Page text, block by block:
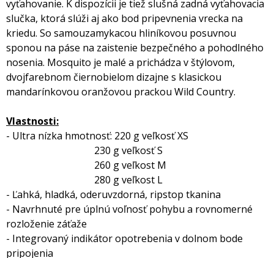
vyťahovanie. K dispozícii je tiež slušná zadná vyťahovacia
slučka, ktorá slúži aj ako bod pripevnenia vrecka na
kriedu. So samouzamykacou hliníkovou posuvnou
sponou na páse na zaistenie bezpečného a pohodlného
nosenia. Mosquito je malé a prichádza v štýlovom,
dvojfarebnom čiernobielom dizajne s klasickou
mandarínkovou oranžovou prackou Wild Country.
Vlastnosti:
- Ultra nízka hmotnosť: 220 g veľkosť XS
230 g veľkosť S
260 g veľkost M
280 g veľkost L
- Ľahká, hladká, oderuvzdorná, ripstop tkanina
- Navrhnuté pre úplnú voľnosť pohybu a rovnomerné
rozloženie záťaže
- Integrovaný indikátor opotrebenia v dolnom bode
pripojenia